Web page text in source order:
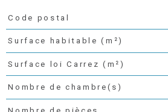
Caractéristiques
Code postal
Surface habitable (m²)
Surface loi Carrez (m²)
Nombre de chambre(s)